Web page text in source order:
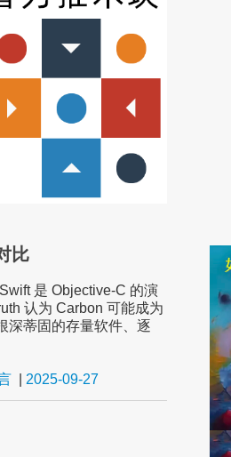
比
是 Objective-C 的演
认为 Carbon 可能成为
蒂固的存量软件、逐
2025-09-27